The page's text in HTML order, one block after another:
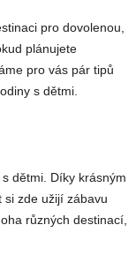
pro dovolenou,
plánujete
pro vás pár tipů
s dětmi.
dětmi. Díky krásným
si zde užijí zábavu
různých destinací,